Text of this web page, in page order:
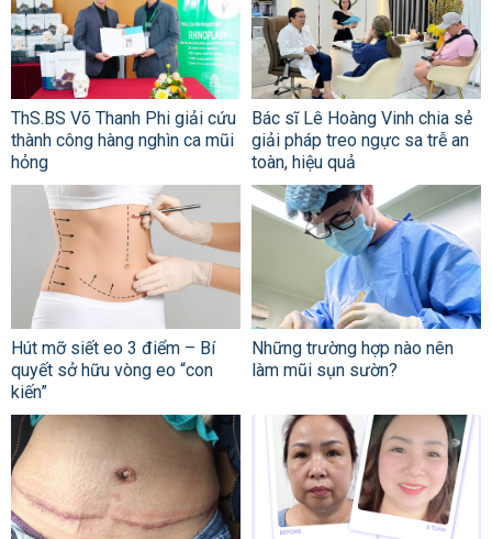
ThS.BS Võ Thanh Phi giải cứu
thành công hàng nghìn ca mũi
hỏng
Bác sĩ Lê Hoàng Vinh chia sẻ
giải pháp treo ngực sa trễ an
toàn, hiệu quả
Hút mỡ siết eo 3 điểm – Bí
quyết sở hữu vòng eo “con
kiến”
Những trường hợp nào nên
làm mũi sụn sườn?